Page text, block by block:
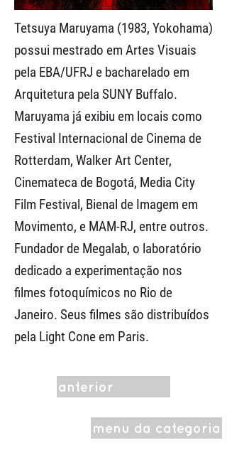
Tetsuya Maruyama (1983, Yokohama)
possui mestrado em Artes Visuais
pela EBA/UFRJ e bacharelado em
Arquitetura pela SUNY Buffalo.
Maruyama já exibiu em locais como
Festival Internacional de Cinema de
Rotterdam, Walker Art Center,
Cinemateca de Bogotá, Media City
Film Festival, Bienal de Imagem em
Movimento, e MAM-RJ, entre outros.
Fundador de Megalab, o laboratório
dedicado a experimentação nos
filmes fotoquímicos no Rio de
Janeiro. Seus filmes são distribuídos
pela Light Cone em Paris.
anterior
menu da categoria